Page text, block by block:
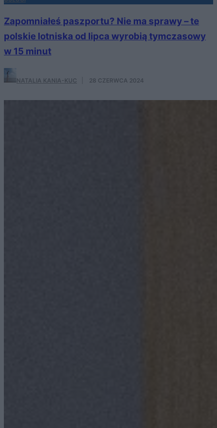
Zapomniałeś paszportu? Nie ma sprawy – te
polskie lotniska od lipca wyrobią tymczasowy
w 15 minut
NATALIA KANIA-KUC 28 CZERWCA 2024